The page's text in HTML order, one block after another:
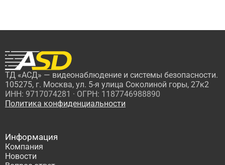
ТД «АСД» — видеонаблюдение и системы безопасности.
105275, г. Москва, ул. 5-я улица Соколиной горы, 27к2
ИНН: 9717074281 · ОГРН: 1187746988890
Политика конфиденциальности
Информация
Компания
Новости